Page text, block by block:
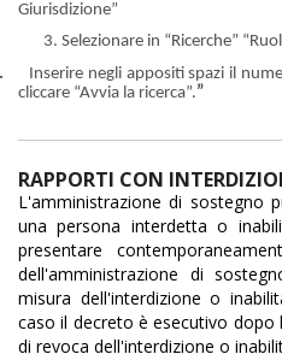
Giurisdizione”
3. Selezionare in “Ricerche”
Inserire negli appositi spazi il
cliccare “Avvia la ricerca”.”
RAPPORTI CON
L'amministrazione di sostegno
una persona interdetta o
presentare
dell'amministrazione di
misura dell'interdizione o
caso il decreto è esecutivo dopo
di revoca dell'interdizione o